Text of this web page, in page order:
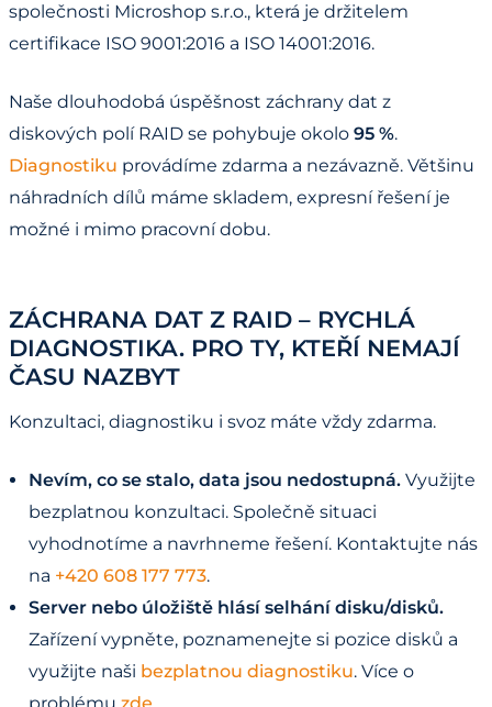
společnosti Microshop s.r.o., která je držitelem
certifikace ISO 9001:2016 a ISO 14001:2016.
Naše dlouhodobá úspěšnost záchrany dat z
diskových polí RAID se pohybuje okolo 95 %.
Diagnostiku provádíme zdarma a nezávazně. Většinu
náhradních dílů máme skladem, expresní řešení je
možné i mimo pracovní dobu.
ZÁCHRANA DAT Z RAID – RYCHLÁ
DIAGNOSTIKA. PRO TY, KTEŘÍ NEMAJÍ
ČASU NAZBYT
Konzultaci, diagnostiku i svoz máte vždy zdarma.
Nevím, co se stalo, data jsou nedostupná. Využijte
bezplatnou konzultaci. Společně situaci
vyhodnotíme a navrhneme řešení. Kontaktujte nás
na +420 608 177 773.
Server nebo úložiště hlásí selhání disku/disků.
Zařízení vypněte, poznamenejte si pozice disků a
využijte naši bezplatnou diagnostiku. Více o